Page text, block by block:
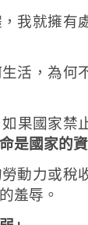
我就擁有
活，為何
如果國家禁
是國家的資
勞動力或稅
羞辱。